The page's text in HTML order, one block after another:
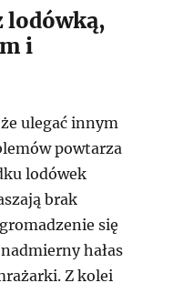
lodówką,
i
ulegać innym
powtarza
lodówek
brak
się
hałas
Z kolei